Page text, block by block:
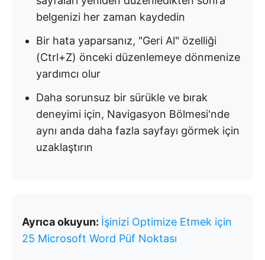
belgenizi her zaman kaydedin
Bir hata yaparsanız, "Geri Al" özelliği
(Ctrl+Z) önceki düzenlemeye dönmenize
yardımcı olur
Daha sorunsuz bir sürükle ve bırak
deneyimi için, Navigasyon Bölmesi'nde
aynı anda daha fazla sayfayı görmek için
uzaklaştırın
Ayrıca okuyun: İşinizi Optimize Etmek için
25 Microsoft Word Püf Noktası